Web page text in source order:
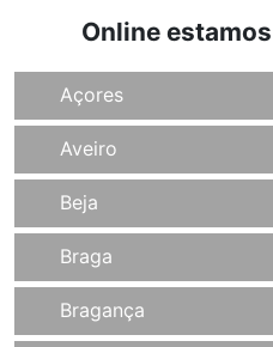
Online
Açores
Aveiro
Beja
Braga
Bragança